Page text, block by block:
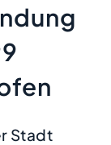
Stadt